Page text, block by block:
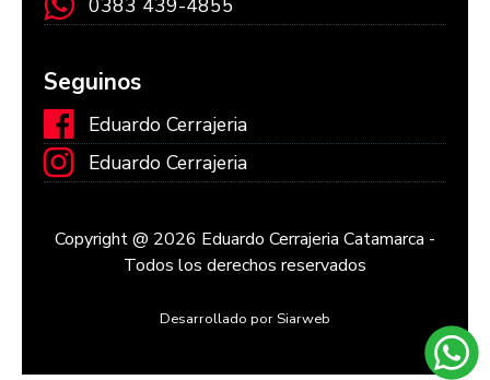
Seguinos
Eduardo Cerrajeria
Eduardo Cerrajeria
Copyright @ 2026 Eduardo Cerrajeria Catamarca -
Todos los derechos reservados
Desarrollado por Siarweb